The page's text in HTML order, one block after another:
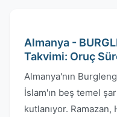
Almanya -
Takvimi: Oruç
Almanya'nın
İslam'ın beş temel
kutlanıyor.